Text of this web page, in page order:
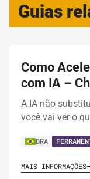
Guias
Como
com IA –
A IA não
você vai ver o
BRA
MAIS INFORMAÇÕES